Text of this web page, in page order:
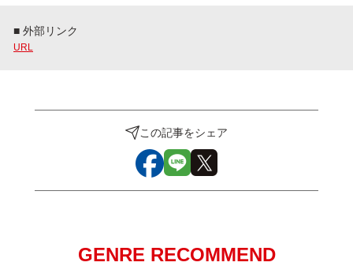
■ 外部リンク
URL
この記事をシェア
GENRE RECOMMEND